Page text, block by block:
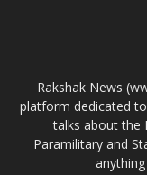
Rakshak News
platform dedicated
talks about the
Paramilitary and